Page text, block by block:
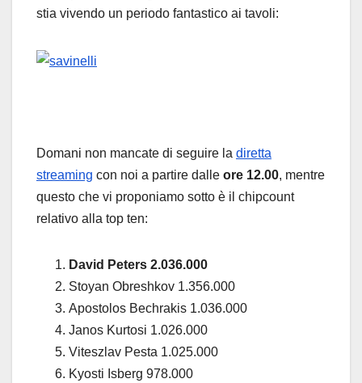
stia vivendo un periodo fantastico ai tavoli:
Domani non mancate di seguire la diretta
streaming con noi a partire dalle ore 12.00, mentre
questo che vi proponiamo sotto è il chipcount
relativo alla top ten:
David Peters 2.036.000
Stoyan Obreshkov 1.356.000
Apostolos Bechrakis 1.036.000
Janos Kurtosi 1.026.000
Viteszlav Pesta 1.025.000
Kyosti Isberg 978.000